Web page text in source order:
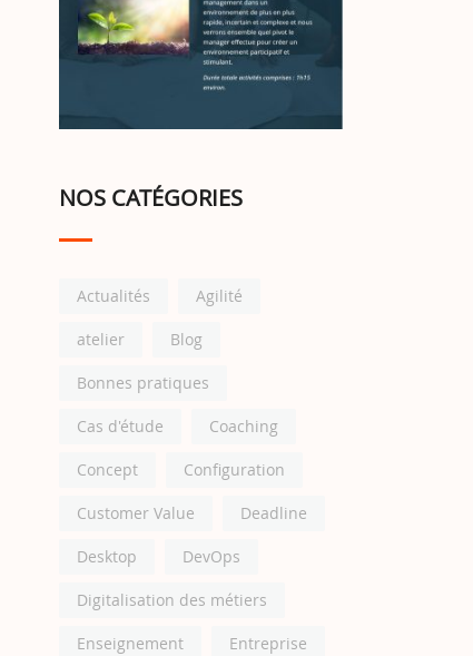
NOS CATÉGORIES
Actualités Agilité
atelier Blog
Bonnes pratiques
Cas d'étude Coaching
Concept Configuration
Customer Value Deadline
Desktop DevOps
Digitalisation des métiers
Enseignement Entreprise